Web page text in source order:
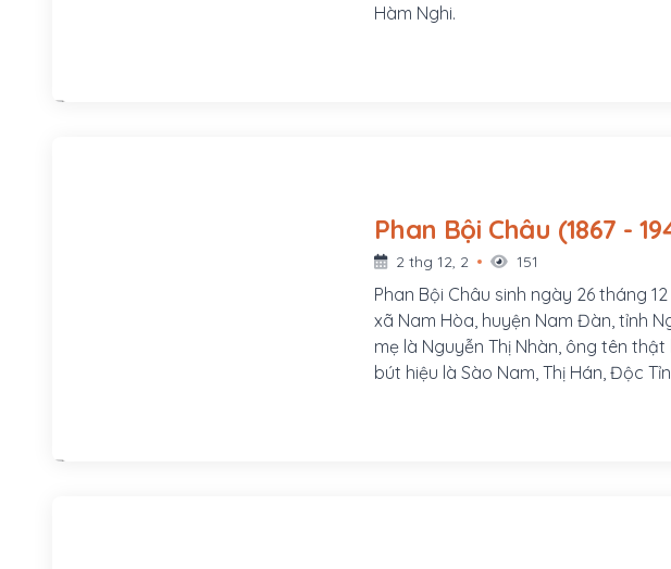
Hàm Nghi.
Phan Bội Châu (1867
2 thg 12, 2 151
Phan Bội Châu sinh ngày 26 tháng
xã Nam Hòa, huyện Nam Đàn, tỉnh
mẹ là Nguyễn Thị Nhàn, ông tên thật
bút hiệu là Sào Nam, Thị Hán, Độc